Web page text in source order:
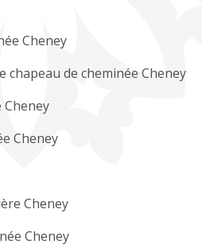
Cheney
chapeau de cheminée Cheney
Cheney
Cheney
Cheney
Cheney